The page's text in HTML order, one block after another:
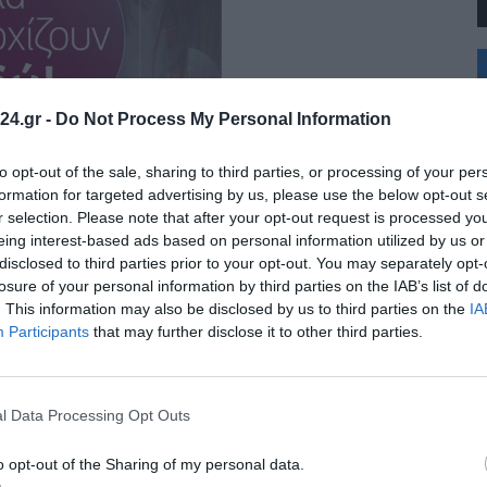
- Do Not Process My Personal Information
opt-out of the sale, sharing to third parties, or processing of your
for targeted advertising by us, please use the below opt-out
selection. Please note that after your opt-out request is processed
interest-based ads based on personal information utilized by us
to third parties prior to your opt-out. You may separately
of your personal information by third parties on the IAB’s list of
This information may also be disclosed by us to third parties on the
Participants that may further disclose it to other third parties.
Data Processing Opt Outs
opt-out of the Sharing of my personal data.
– Πότε αναμένεται η αποκατάσταση
σήμερα, Κυριακή 9 Αυγούστου, στην Καλαμαριά.Το πρόβλημα
+
°